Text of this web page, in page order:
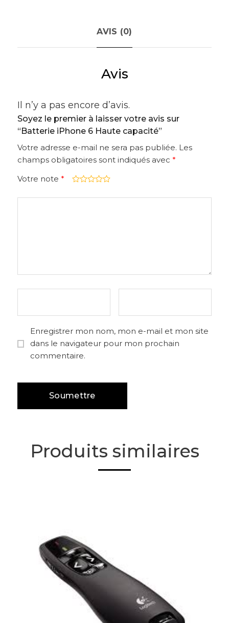
AVIS (0)
Avis
Il n’y a pas encore d’avis.
Soyez le premier à laisser votre avis sur
“Batterie iPhone 6 Haute capacité”
Votre adresse e-mail ne sera pas publiée. Les
champs obligatoires sont indiqués avec *
Votre note *
Enregistrer mon nom, mon e-mail et mon site
dans le navigateur pour mon prochain
commentaire.
Produits similaires